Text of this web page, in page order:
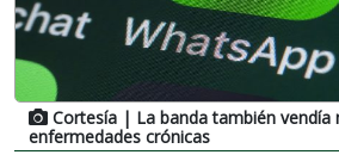
Cortesía | La banda también vendía
enfermedades crónicas